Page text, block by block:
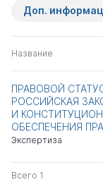
Доп.
Название
ПРАВОВОЙ
РОССИЙСКАЯ
И
ОБЕСПЕЧЕНИЯ
Экспертиза
Всего 1